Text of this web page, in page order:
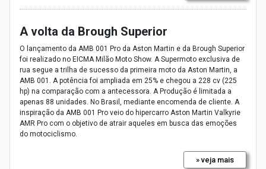
A volta da Brough Superior
O lançamento da AMB 001 Pro da Aston Martin e da Brough Superior
foi realizado no EICMA Milão Moto Show. A Supermoto exclusiva de
rua segue a trilha de sucesso da primeira moto da Aston Martin, a
AMB 001. A potência foi ampliada em 25% e chegou a 228 cv (225
hp) na comparação com a antecessora. A Produção é limitada a
apenas 88 unidades. No Brasil, mediante encomenda de cliente. A
inspiração da AMB 001 Pro veio do hipercarro Aston Martin Valkyrie
AMR Pro com o objetivo de atrair aqueles em busca das emoções
do motociclismo.
» veja mais